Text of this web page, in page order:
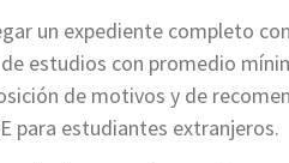
un expediente completo
estudios con promedio
de motivos y de
para estudiantes extranjeros.